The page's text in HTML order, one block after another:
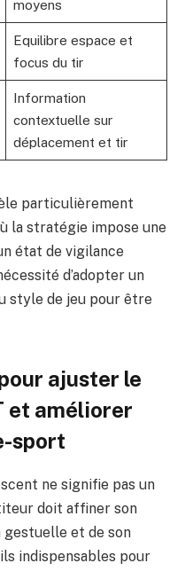
moyens
Equilibre espace et
focus du tir
Information
contextuelle sur
déplacement et tir
particulièrement
la stratégie impose une
état de vigilance
d’adopter un
style de jeu pour être
ajuster le
et améliorer
sport
ne signifie pas un
doit affiner son
gestuelle et de son
indispensables pour